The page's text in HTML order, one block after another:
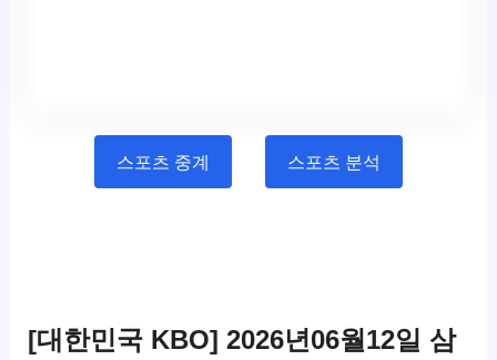
스포츠 중계 스포츠 분석
[대한민국 KBO] 2026년06월12일 삼